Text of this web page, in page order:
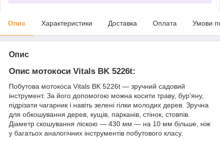
Опис Характеристики Доставка Оплата Умови
Опис
Опис мотокоси Vitals BK 5226t:
Побутова мотокоса Vitals BK 5226t — зручний садовий
інструмент. За його допомогою можна косити траву, бур'яну,
підрізати чагарник і навіть зелені гілки молодих дерев. Зручна
для обкошування дерев, кущів, парканів, стінок, стовпів.
Діаметр скошування ліскою — 430 мм — на 10 мм більше, ніж
у багатьох аналогічних інструментів побутового класу.